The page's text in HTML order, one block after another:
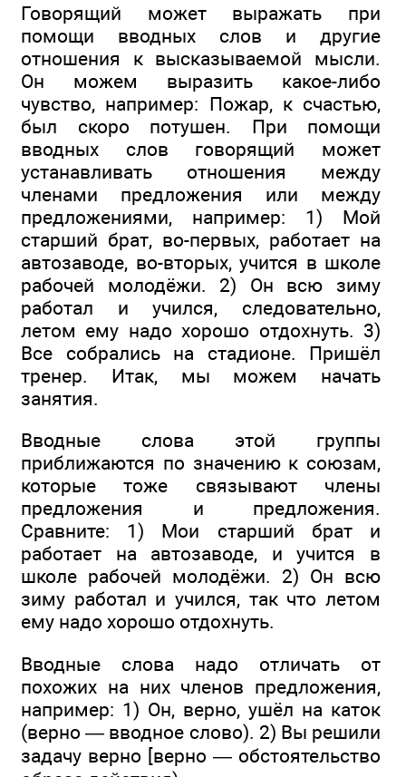
Говорящий может выражать при
помощи вводных слов и другие
отношения к высказываемой мысли.
Он можем выразить какое-либо
чувство, например: Пожар, к счастью,
был скоро потушен. При помощи
вводных слов говорящий может
устанавливать отношения между
членами предложения или между
предложениями, например: 1) Мой
старший брат, во-первых, работает на
автозаводе, во-вторых, учится в школе
рабочей молодёжи. 2) Он всю зиму
работал и учился, следовательно,
летом ему надо хорошо отдохнуть. 3)
Все собрались на стадионе. Пришёл
тренер. Итак, мы можем начать
занятия.
Вводные слова этой группы
приближаются по значению к союзам,
которые тоже связывают члены
предложения и предложения.
Сравните: 1) Мои старший брат и
работает на автозаводе, и учится в
школе рабочей молодёжи. 2) Он всю
зиму работал и учился, так что летом
ему надо хорошо отдохнуть.
Вводные слова надо отличать от
похожих на них членов предложения,
например: 1) Он, верно, ушёл на каток
(верно — вводное слово). 2) Вы решили
задачу верно [верно — обстоятельство